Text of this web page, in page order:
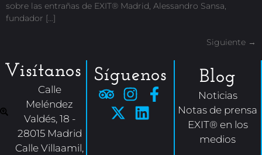
sobre las entrañas de EXIT® Madrid, Alessandro Sansa,
fundador […]
Siguiente →
Visítanos
Calle
Meléndez
Valdés, 18 -
28015 Madrid
Calle Villaamil,
Síguenos Blog
Noticias
Notas de prensa
EXIT® en los
medios